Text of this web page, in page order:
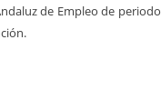
de Empleo de